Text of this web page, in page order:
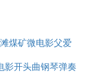
的日记，看着这
下的日记，皮
幕幕童年的回忆
煤矿微电影父爱
影开头曲钢琴弹奏